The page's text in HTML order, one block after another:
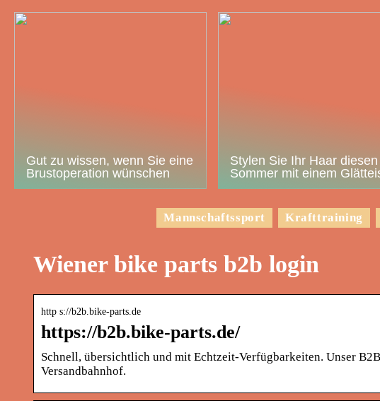
Gut zu wissen, wenn Sie eine
Brustoperation wünschen
Stylen Sie Ihr Haar diesen
Sommer mit einem
Mannschaftssport Krafttraining
Wiener bike parts b2b login
http s://b2b.bike-parts.de
https://b2b.bike-parts.de/
Schnell, übersichtlich und mit Echtzeit-Verfügbarkeiten. Unser
Versandbahnhof.